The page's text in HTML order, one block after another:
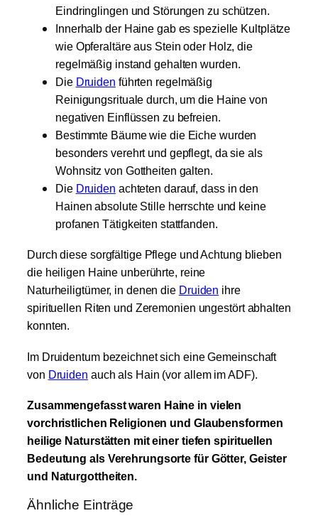
Eindringlingen und Störungen zu schützen.
Innerhalb der Haine gab es spezielle Kultplätze
wie Opferaltäre aus Stein oder Holz, die
regelmäßig instand gehalten wurden.
Die Druiden führten regelmäßig
Reinigungsrituale durch, um die Haine von
negativen Einflüssen zu befreien.
Bestimmte Bäume wie die Eiche wurden
besonders verehrt und gepflegt, da sie als
Wohnsitz von Gottheiten galten.
Die Druiden achteten darauf, dass in den
Hainen absolute Stille herrschte und keine
profanen Tätigkeiten stattfanden.
Durch diese sorgfältige Pflege und Achtung blieben
die heiligen Haine unberührte, reine
Naturheiligtümer, in denen die Druiden ihre
spirituellen Riten und Zeremonien ungestört abhalten
konnten.
Im Druidentum bezeichnet sich eine Gemeinschaft
von Druiden auch als Hain (vor allem im ADF).
Zusammengefasst waren Haine in vielen
vorchristlichen Religionen und Glaubensformen
heilige Naturstätten mit einer tiefen spirituellen
Bedeutung als Verehrungsorte für Götter, Geister
und Naturgottheiten.
Ähnliche Einträge